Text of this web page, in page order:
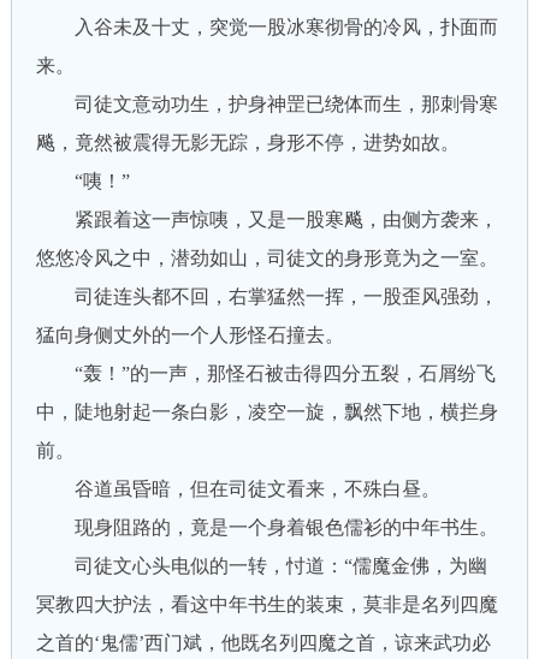
入谷未及十丈，突觉一股冰寒彻骨的冷风，扑面而
来。
司徒文意动功生，护身神罡已绕体而生，那刺骨寒
飚，竟然被震得无影无踪，身形不停，进势如故。
“咦！”
紧跟着这一声惊咦，又是一股寒飚，由侧方袭来，
悠悠冷风之中，潜劲如山，司徒文的身形竟为之一室。
司徒连头都不回，右掌猛然一挥，一股歪风强劲，
猛向身侧丈外的一个人形怪石撞去。
“轰！”的一声，那怪石被击得四分五裂，石屑纷飞
中，陡地射起一条白影，凌空一旋，飘然下地，横拦身
前。
谷道虽昏暗，但在司徒文看来，不殊白昼。
现身阻路的，竟是一个身着银色儒衫的中年书生。
司徒文心头电似的一转，忖道：“儒魔金佛，为幽
冥教四大护法，看这中年书生的装束，莫非是名列四魔
之首的‘鬼儒’西门斌，他既名列四魔之首，谅来武功必